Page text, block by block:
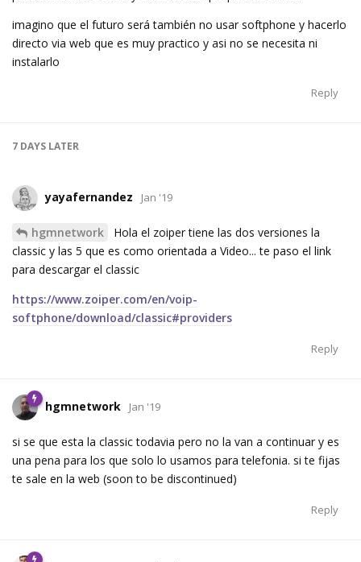
imagino que el futuro será también no usar softphone y hacerlo
directo via web que es muy practico y asi no se necesita ni
instalarlo
Reply
7 DAYS LATER
yayafernandez Jan '19
hgmnetwork
Hola el zoiper tiene las dos versiones la
classic y las 5 que es como orientada a Video... te paso el link
para descargar el classic
https://www.zoiper.com/en/voip-
softphone/download/classic#providers
Reply
hgmnetwork Jan '19
si se que esta la classic todavia pero no la van a continuar y es
una pena para los que solo lo usamos para telefonia. si te fijas
te sale en la web (soon to be discontinued)
Reply